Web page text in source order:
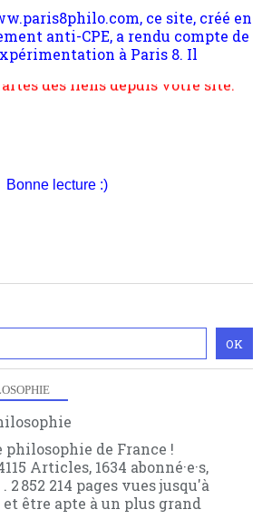
philosophie de France !
Articles, 1634 abonné·e·s,
. 2 852 214 pages vues jusqu'à
être apte à un plus grand
anti-CPE, a rendu compte de
à Paris 8. Il
de rendre compte d'une
les paradigmes philosophiques
Dehors ou du Surpli, omme la
d'une complexité, riche de
échelles. Ce site contient des
le contenu sur les réseaux et si
Bonne lecture :)